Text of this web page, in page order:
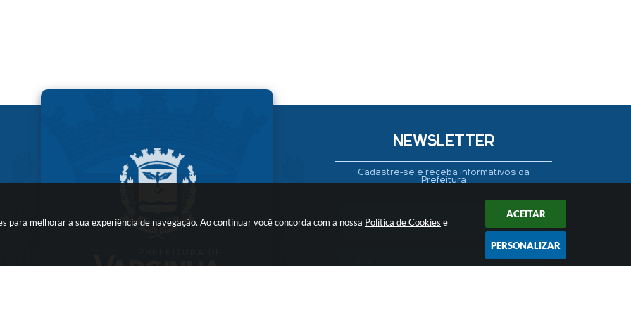
para melhorar a sua experiência de navegação. Ao continuar você concorda com a nossa Política de Cookies e
ACEITAR
PERSONALIZAR
NEWSLETTER
Cadastre-se e receba informativos da
Prefeitura